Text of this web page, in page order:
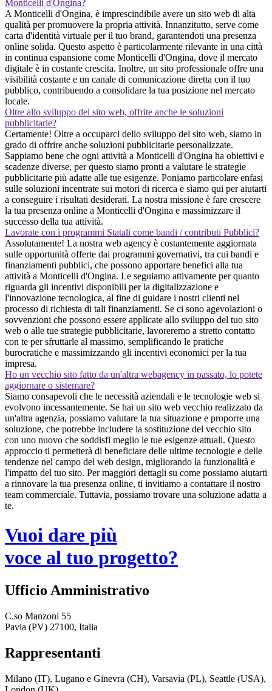
Monticelli d'Ongina?
A Monticelli d'Ongina, è imprescindibile avere un sito web di alta
qualità per promuovere la propria attività. Innanzitutto, serve come
carta d'identità virtuale per il tuo brand, garantendoti una presenza
online solida. Questo aspetto è particolarmente rilevante in una città
in continua espansione come Monticelli d'Ongina, dove il mercato
digitale è in costante crescita. Inoltre, un sito professionale offre una
visibilità costante e un canale di comunicazione diretta con il tuo
pubblico, contribuendo a consolidare la tua posizione nel mercato
locale.
Oltre allo sviluppo del sito web, offrite anche le soluzioni
pubblicitarie?
Certamente! Oltre a occuparci dello sviluppo del sito web, siamo in
grado di offrire anche soluzioni pubblicitarie personalizzate.
Sappiamo bene che ogni attività a Monticelli d'Ongina ha obiettivi e
scadenze diverse, per questo siamo pronti a valutare le strategie
pubblicitarie più adatte alle tue esigenze. Poniamo particolare enfasi
sulle soluzioni incentrate sui motori di ricerca e siamo qui per aiutarti
a conseguire i risultati desiderati. La nostra missione è fare crescere
la tua presenza online a Monticelli d'Ongina e massimizzare il
successo della tua attività.
Lavorate con i programmi Statali come bandi / contributi Pubblici?
Assolutamente! La nostra web agency è costantemente aggiornata
sulle opportunità offerte dai programmi governativi, tra cui bandi e
finanziamenti pubblici, che possono apportare benefici alla tua
attività a Monticelli d'Ongina. Le seguiamo attivamente per quanto
riguarda gli incentivi disponibili per la digitalizzazione e
l'innovazione tecnologica, al fine di guidare i nostri clienti nel
processo di richiesta di tali finanziamenti. Se ci sono agevolazioni o
sovvenzioni che possono essere applicate allo sviluppo del tuo sito
web o alle tue strategie pubblicitarie, lavoreremo a stretto contatto
con te per sfruttarle al massimo, semplificando le pratiche
burocratiche e massimizzando gli incentivi economici per la tua
impresa.
Ho un vecchio sito fatto da un'altra webagency in passato, lo potete
aggiornare o sistemare?
Siamo consapevoli che le necessità aziendali e le tecnologie web si
evolvono incessantemente. Se hai un sito web vecchio realizzato da
un'altra agenzia, possiamo valutare la tua situazione e proporre una
soluzione, che potrebbe includere la sostituzione del vecchio sito
con uno nuovo che soddisfi meglio le tue esigenze attuali. Questo
approccio ti permetterà di beneficiare delle ultime tecnologie e delle
tendenze nel campo del web design, migliorando la funzionalità e
l'impatto del tuo sito. Per maggiori dettagli su come possiamo aiutarti
a rinnovare la tua presenza online, ti invitiamo a contattare il nostro
team commerciale. Tuttavia, possiamo trovare una soluzione adatta a
te.
Vuoi dare più
voce al tuo progetto?
Ufficio Amministrativo
C.so Manzoni 55
Pavia (PV) 27100, Italia
Rappresentanti
Milano (IT), Lugano e Ginevra (CH), Varsavia (PL), Seattle (USA),